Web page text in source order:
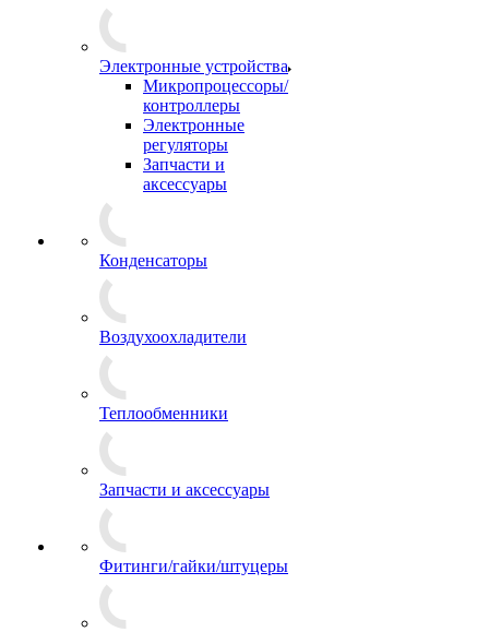
Электронные устройства
Микропроцессоры/
контроллеры
Электронные
регуляторы
Запчасти и
аксессуары
Конденсаторы
Воздухоохладители
Теплообменники
Запчасти и аксессуары
Фитинги/гайки/штуцеры